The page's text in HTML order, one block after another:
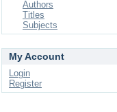
Authors
Titles
Subjects
My Account
Login
Register